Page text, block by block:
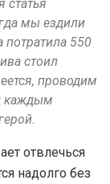
статья
мы ездили
550
стоил
проводим
каждым
отвлечься
надолго без